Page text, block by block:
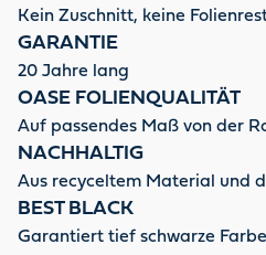
Kein Zuschnitt, keine
GARANTIE
20 Jahre lang
OASE FOLIENQUALITÄT
Auf passendes Maß von der
NACHHALTIG
Aus recyceltem Material und
BEST BLACK
Garantiert tief schwarze